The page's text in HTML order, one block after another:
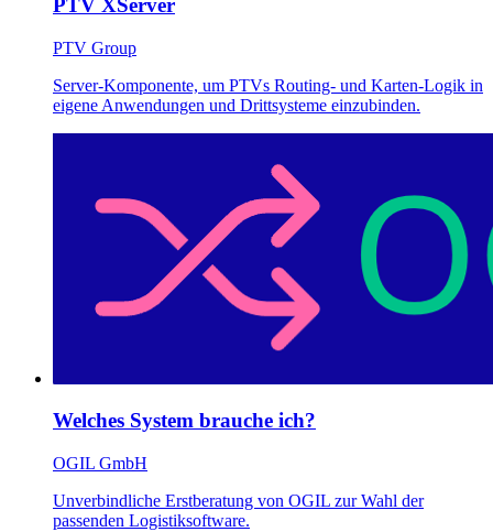
PTV XServer
PTV Group
Server-Komponente, um PTVs Routing- und Karten-Logik in
eigene Anwendungen und Drittsysteme einzubinden.
Welches System brauche ich?
OGIL GmbH
Unverbindliche Erstberatung von OGIL zur Wahl der
passenden Logistiksoftware.